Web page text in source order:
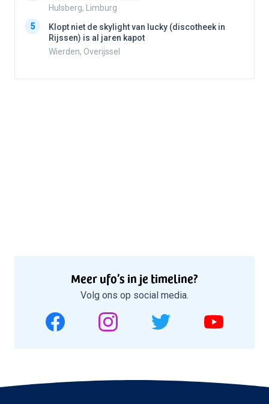
Hulsberg, Limburg
5
Klopt niet de skylight van lucky (discotheek in
Rijssen) is al jaren kapot
Wierden, Overijssel
Meer ufo’s in je timeline?
Volg ons op social media.